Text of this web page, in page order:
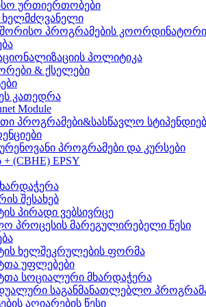
ურთიერთობები
ხელმძღვანელი
პროგრამების კოორდინატორი
პოლიტიკა
& ქსელები
კათედრა
Module
პროგრამები&სასწავლო
პროგრამები და კურსები
+ (CBHE) EPSY
შესახებ
პირადი ვებსივრცე
პროცესის მარეგულირებელი წესი
ხელშეკრულების ფორმა
უფლებები
სოციალური მხარდაჭერა
საგანმანათლებლო
აღიარების წესი